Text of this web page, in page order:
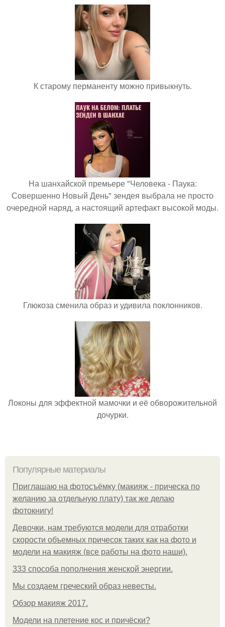
К старому перманенту можно привыкнуть.
На шанхайской премьере "Человека - Паука:
Совершенно Новый День" зендея выбрала не просто
очередной наряд, а настоящий артефакт высокой моды.
Глюкоза сменила образ и удивила поклонников.
Локоны для эффектной мамочки и её обворожительной
дочурки.
Популярные материалы
Приглашаю на фотосъёмку (макияж - прическа по
желанию за отдельную плату) так же делаю
фотокнигу!
Девочки, нам требуются модели для отработки
скорости объемных причесок таких как на фото и
модели на макияж (все работы на фото наши).
333 способа пополнения женской энергии.
Мы создаем греческий образ невесты.
Обзор макияж 2017.
Модели на плетение кос и причёски?